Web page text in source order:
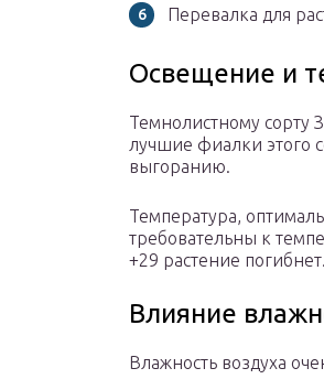
Перевалка для
Освещение и
Темнолистному сорту
лучшие фиалки этого
выгоранию.
Температура,
требовательны к
+29 растение погибнет.
Влияние
Влажность воздуха